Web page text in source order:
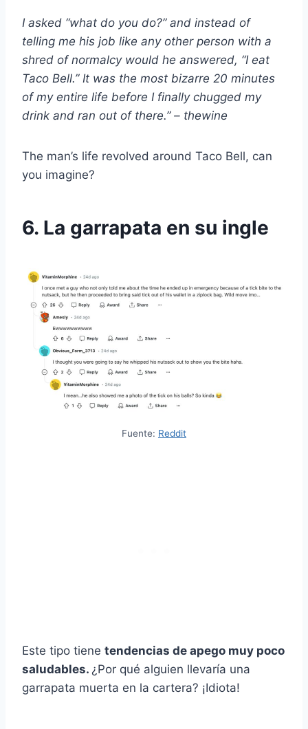
I asked “what do you do?” and instead of
telling me his job like any other person with a
shred of normalcy would he answered, “I eat
Taco Bell.” It was the most bizarre 20 minutes
of my entire life before I finally chugged my
drink and ran out of there.” – thewine
The man’s life revolved around Taco Bell, can
you imagine?
6. La garrapata en su ingle
Fuente: Reddit
Este tipo tiene tendencias de apego muy poco
saludables. ¿Por qué alguien llevaría una
garrapata muerta en la cartera? ¡Idiota!